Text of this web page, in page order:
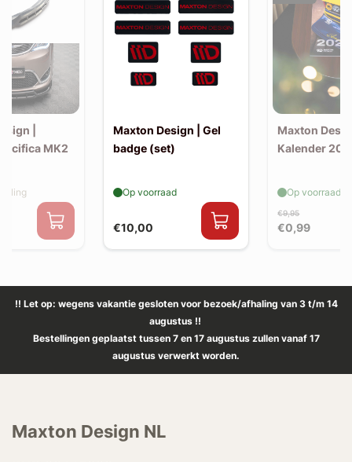
|
MK2
Maxton Design | Gel
badge (set)
€10,00
Op voorraad
Maxton
Kalender
€9,95
€0,99
Op voorraad
!! Let op: wegens vakantie gesloten voor bezoek/afhaling van 3 t/m 14
augustus !!
Bestellingen geplaatst tussen 7 en 17 augustus zullen vanaf 17
augustus verwerkt worden.
Maxton Design NL